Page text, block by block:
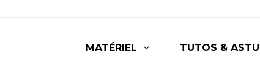
MATÉRIEL TUTOS &